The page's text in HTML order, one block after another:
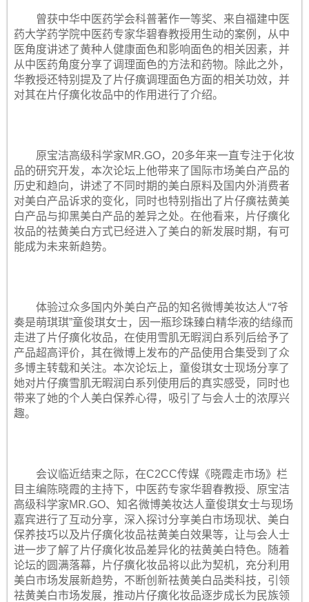
曾获中华中医药学会科普著作一等奖、来自福建中医
药大学药学院中医药专家华碧春教授用生动的案例，从中
医角度讲述了黄种人健康面色和影响面色的相关因素，并
从中医药角度分享了调理面色的方法和药物。除此之外，
华教授还特别提及了片仔癀调理面色方面的相关功效，并
对其在片仔癀化妆品中的作用进行了介绍。
原宝洁高级科学家MR.GO，20多年来一直专注于化妆
品的研究开发，本次论坛上他带来了国际市场美白产品的
历史和趋向，讲述了不同时期的美白原料及国内外消费者
对美白产品诉求的变化，同时也特别指出了片仔癀祛黄美
白产品与抑黑美白产品的差异之处。在他看来，片仔癀化
妆品的祛黄美白方式已经进入了美白的新发展时期，有可
能成为未来新趋势。
体验过众多国内外美白产品的知名微博美妆达人“7爷
奏是萌琪琪”童俊琪女士，因一瓶珍珠臻白精华液的结缘而
走进了片仔癀化妆品，在使用雪肌无暇润白系列后给予了
产品超高评价，其在微博上发布的产品使用合集受到了众
多博主转载和关注。本次论坛上，童俊琪女士现场分享了
她对片仔癀雪肌无暇润白系列使用后的真实感受，同时也
带来了她的个人美白保养心得，吸引了与会人士的浓厚兴
趣。
会议临近结束之际，在C2CC传媒《晓霞走市场》栏
目主编陈晓霞的主持下，中医药专家华碧春教授、原宝洁
高级科学家MR.GO、知名微博美妆达人童俊琪女士与现场
嘉宾进行了互动分享，深入探讨分享美白市场现状、美白
保养技巧以及片仔癀化妆品祛黄美白效果等，让与会人士
进一步了解了片仔癀化妆品差异化的祛黄美白特色。随着
论坛的圆满落幕，片仔癀化妆品将以此为契机，充分利用
美白市场发展新趋势，不断创新祛黄美白品类科技，引领
祛黄美白市场发展，推动片仔癀化妆品逐步成长为民族领